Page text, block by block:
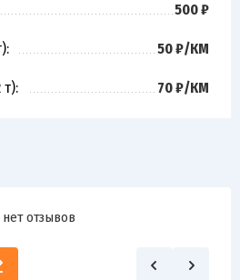
500 ₽
50 ₽/КМ
т): 70 ₽/КМ
отзывов